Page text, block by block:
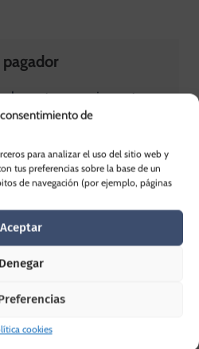
de
para analizar el uso del sitio web y
tus preferencias sobre la base de un
de navegación (por ejemplo, páginas
Aceptar
Denegar
cookies
la renta por mi cuenta
algo sencillo. Este año
Asesores y detectaron
que no estaba
280€ mayor de
que me explicaron todo
33 años — 2